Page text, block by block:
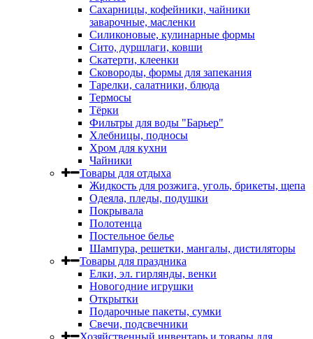
Сахарницы, кофейники, чайники
заварочные, масленки
Силиконовые, кулинарные формы
Сито, дуршлаги, ковши
Скатерти, клеенки
Сковороды, формы для запекания
Тарелки, салатники, блюда
Термосы
Тёрки
Фильтры для воды "Барьер"
Хлебницы, подносы
Хром для кухни
Чайники
Товары для отдыха
Жидкость для розжига, уголь, брикеты, щепа
Одеяла, пледы, подушки
Покрывала
Полотенца
Постельное белье
Шампура, решетки, мангалы, дистиляторы
Товары для праздника
Елки, эл. гирлянды, венки
Новогодние игрушки
Открытки
Подарочные пакеты, сумки
Свечи, подсвечники
Хозяйственный инвентарь и товары для